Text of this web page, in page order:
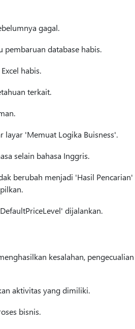
gagal.
database habis.
habis.
terkait.
layar 'Memuat Logika Buisness'.
selain bahasa Inggris.
berubah menjadi 'Hasil Pencarian'
dijalankan.
kesalahan,
aktivitas yang dimiliki.
bisnis.